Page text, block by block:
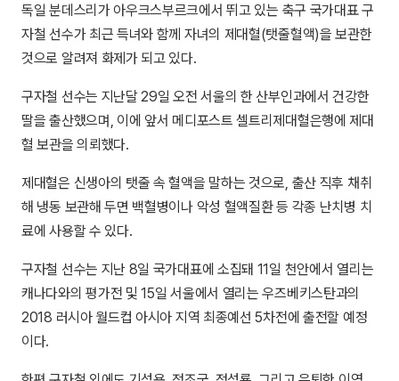
독일 분데스리가 아우크스부르크에서 뛰고 있는 축구 국가대표 구
자철 선수가 최근 득녀와 함께 자녀의 제대혈(탯줄혈액)을 보관한
것으로 알려져 화제가 되고 있다.
구자철 선수는 지난달 29일 오전 서울의 한 산부인과에서 건강한
딸을 출산했으며, 이에 앞서 메디포스트 셀트리제대혈은행에 제대
혈 보관을 의뢰했다.
제대혈은 신생아의 탯줄 속 혈액을 말하는 것으로, 출산 직후 채취
해 냉동 보관해 두면 백혈병이나 악성 혈액질환 등 각종 난치병 치
료에 사용할 수 있다.
구자철 선수는 지난 8일 국가대표에 소집돼 11일 천안에서 열리는
캐나다와의 평가전 및 15일 서울에서 열리는 우즈베키스탄과의
2018 러시아 월드컵 아시아 지역 최종예선 5차전에 출전할 예정
이다.